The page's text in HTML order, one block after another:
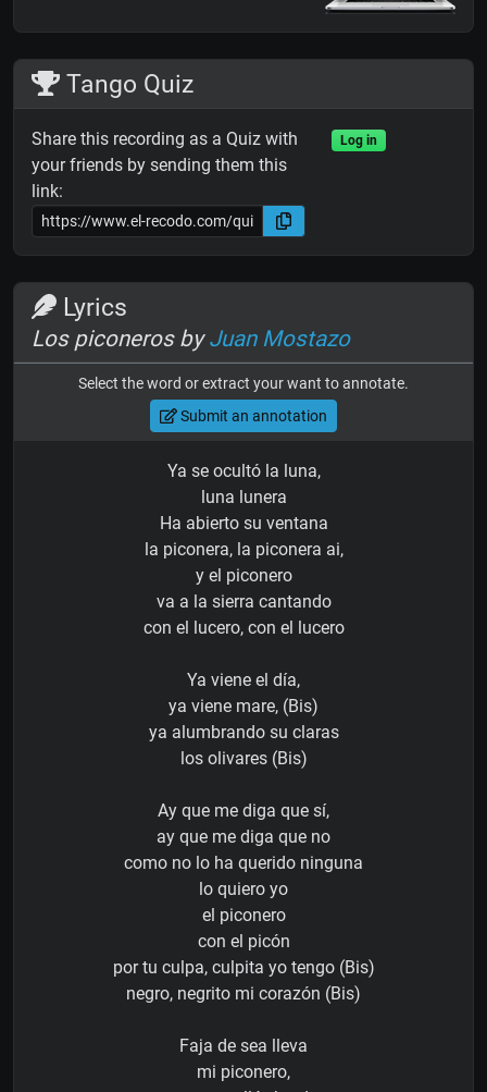
Tango Quiz
Share this recording as a Quiz with
your friends by sending them this
link:
Log in
Lyrics
Los piconeros byJuan Mostazo
Select the word or extract your want to annotate.
Submit an annotation
Ya se ocultó la luna,
luna lunera
Ha abierto su ventana
la piconera, la piconera ai,
y el piconero
va a la sierra cantando
con el lucero, con el lucero
Ya viene el día,
ya viene mare, (Bis)
ya alumbrando su claras
los olivares (Bis)
Ay que me diga que sí,
ay que me diga que no
como no lo ha querido ninguna
lo quiero yo
el piconero
con el picón
por tu culpa, culpita yo tengo (Bis)
negro, negrito mi corazón (Bis)
Faja de sea lleva
mi piconero,